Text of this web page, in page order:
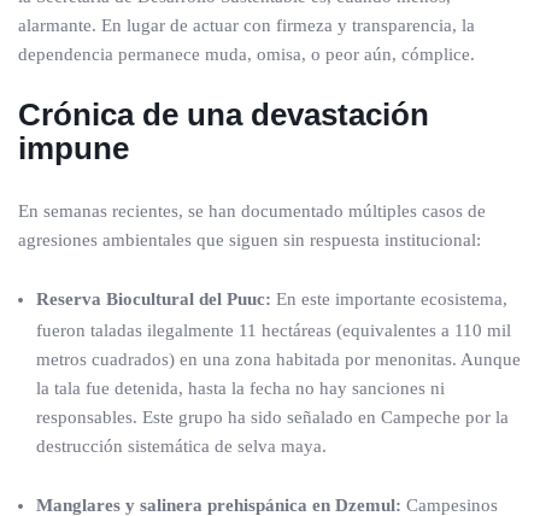
alarmante. En lugar de actuar con firmeza y transparencia, la
dependencia permanece muda, omisa, o peor aún, cómplice.
Crónica de una devastación
impune
En semanas recientes, se han documentado múltiples casos de
agresiones ambientales que siguen sin respuesta institucional:
Reserva Biocultural del Puuc: En este importante ecosistema,
fueron taladas ilegalmente 11 hectáreas (equivalentes a 110 mil
metros cuadrados) en una zona habitada por menonitas. Aunque
la tala fue detenida, hasta la fecha no hay sanciones ni
responsables. Este grupo ha sido señalado en Campeche por la
destrucción sistemática de selva maya.
Manglares y salinera prehispánica en Dzemul: Campesinos